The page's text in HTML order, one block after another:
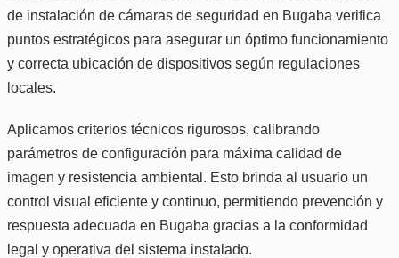
de instalación de cámaras de seguridad en Bugaba verifica
puntos estratégicos para asegurar un óptimo funcionamiento
y correcta ubicación de dispositivos según regulaciones
locales.
Aplicamos criterios técnicos rigurosos, calibrando
parámetros de configuración para máxima calidad de
imagen y resistencia ambiental. Esto brinda al usuario un
control visual eficiente y continuo, permitiendo prevención y
respuesta adecuada en Bugaba gracias a la conformidad
legal y operativa del sistema instalado.